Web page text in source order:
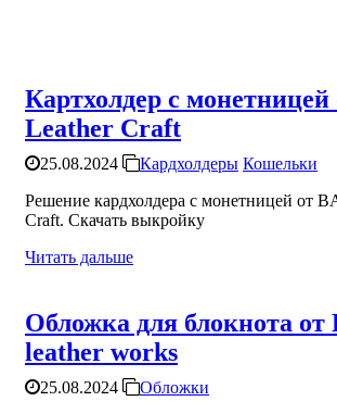
Картхолдер с
Leather Craft
25.08.2024 Кардхолдеры Кошельки
Решение кардхолдера с монетницей от
Craft. Скачать выкройку
Читать дальше
Обложка для блокнота от
leather works
25.08.2024
Обложки